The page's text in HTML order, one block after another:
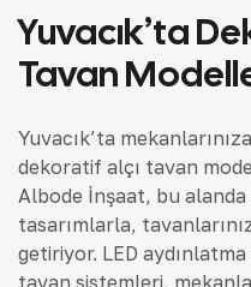
Yuvacık’ta
Tavan
Yuvacık’ta
dekoratif alçı tavan
Albode İnşaat, bu alanda
tasarımlarla,
getiriyor. LED aydınlatma
tavan sistemleri,